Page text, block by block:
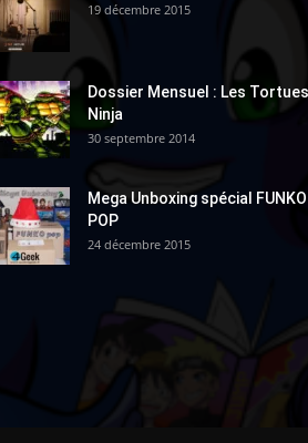
19 décembre 2015
Dossier Mensuel : Les Tortues
Ninja
30 septembre 2014
Mega Unboxing spécial FUNKO
POP
24 décembre 2015